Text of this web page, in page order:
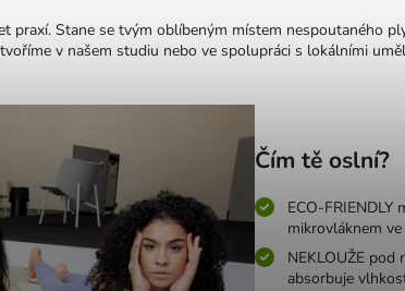
praxí. Stane se tvým oblíbeným místem nespoutaného
v našem studiu nebo ve spolupráci s lokálními
Čím tě oslní?
ECO-
mikrovláknem
NEKLOUŽE pod
absorbuje